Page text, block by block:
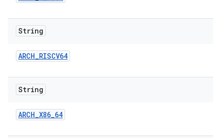
String
ARCH_RISCV64
String
ARCH_X86_64